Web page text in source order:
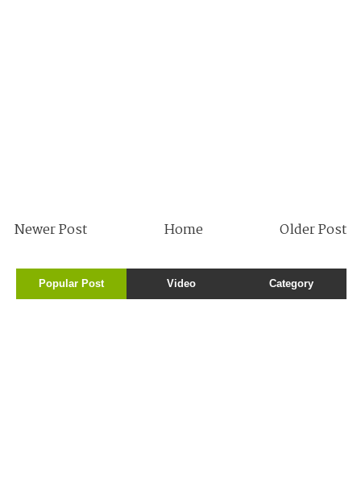
Newer Post Older Post
Home
Popular Post Video Category